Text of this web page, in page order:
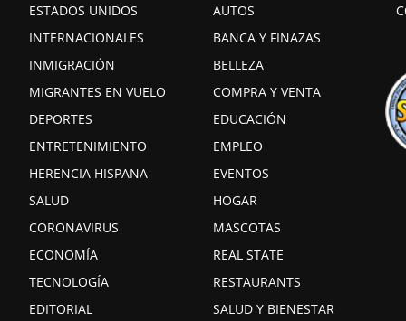
ESTADOS UNIDOS
INTERNACIONALES
INMIGRACIÓN
MIGRANTES EN VUELO
DEPORTES
ENTRETENIMIENTO
HERENCIA HISPANA
SALUD
CORONAVIRUS
ECONOMÍA
TECNOLOGÍA
EDITORIAL
AUTOS
BANCA Y FINAZAS
BELLEZA
COMPRA Y VENTA
EDUCACIÓN
EMPLEO
EVENTOS
HOGAR
MASCOTAS
REAL STATE
RESTAURANTS
SALUD Y BIENESTAR